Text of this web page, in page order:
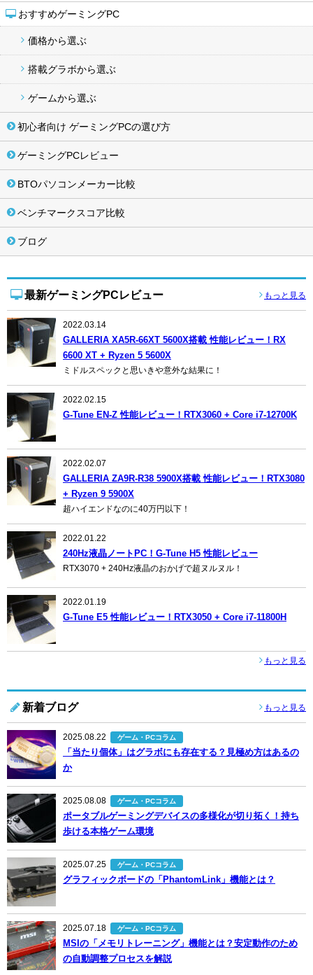
おすすめゲーミングPC
価格から選ぶ
搭載グラボから選ぶ
ゲームから選ぶ
初心者向け ゲーミングPCの選び方
ゲーミングPCレビュー
BTOパソコンメーカー比較
ベンチマークスコア比較
ブログ
最新ゲーミングPCレビュー もっと見る
2022.03.14
GALLERIA XA5R-66XT 5600X搭載 性能レビュー！RX
6600 XT + Ryzen 5 5600X
ミドルスペックと思いきや意外な結果に！
2022.02.15
G-Tune EN-Z 性能レビュー！RTX3060 + Core i7-12700K
2022.02.07
GALLERIA ZA9R-R38 5900X搭載 性能レビュー！RTX3080
+ Ryzen 9 5900X
超ハイエンドなのに40万円以下！
2022.01.22
240Hz液晶ノートPC！G-Tune H5 性能レビュー
RTX3070 + 240Hz液晶のおかげで超ヌルヌル！
2022.01.19
G-Tune E5 性能レビュー！RTX3050 + Core i7-11800H
もっと見る
新着ブログ もっと見る
2025.08.22 ゲーム・PCコラム
「当たり個体」はグラボにも存在する？見極め方はあるの
か
2025.08.08 ゲーム・PCコラム
ポータブルゲーミングデバイスの多様化が切り拓く！持ち
歩ける本格ゲーム環境
2025.07.25 ゲーム・PCコラム
グラフィックボードの「PhantomLink」機能とは？
2025.07.18 ゲーム・PCコラム
MSIの「メモリトレーニング」機能とは？安定動作のため
の自動調整プロセスを解説